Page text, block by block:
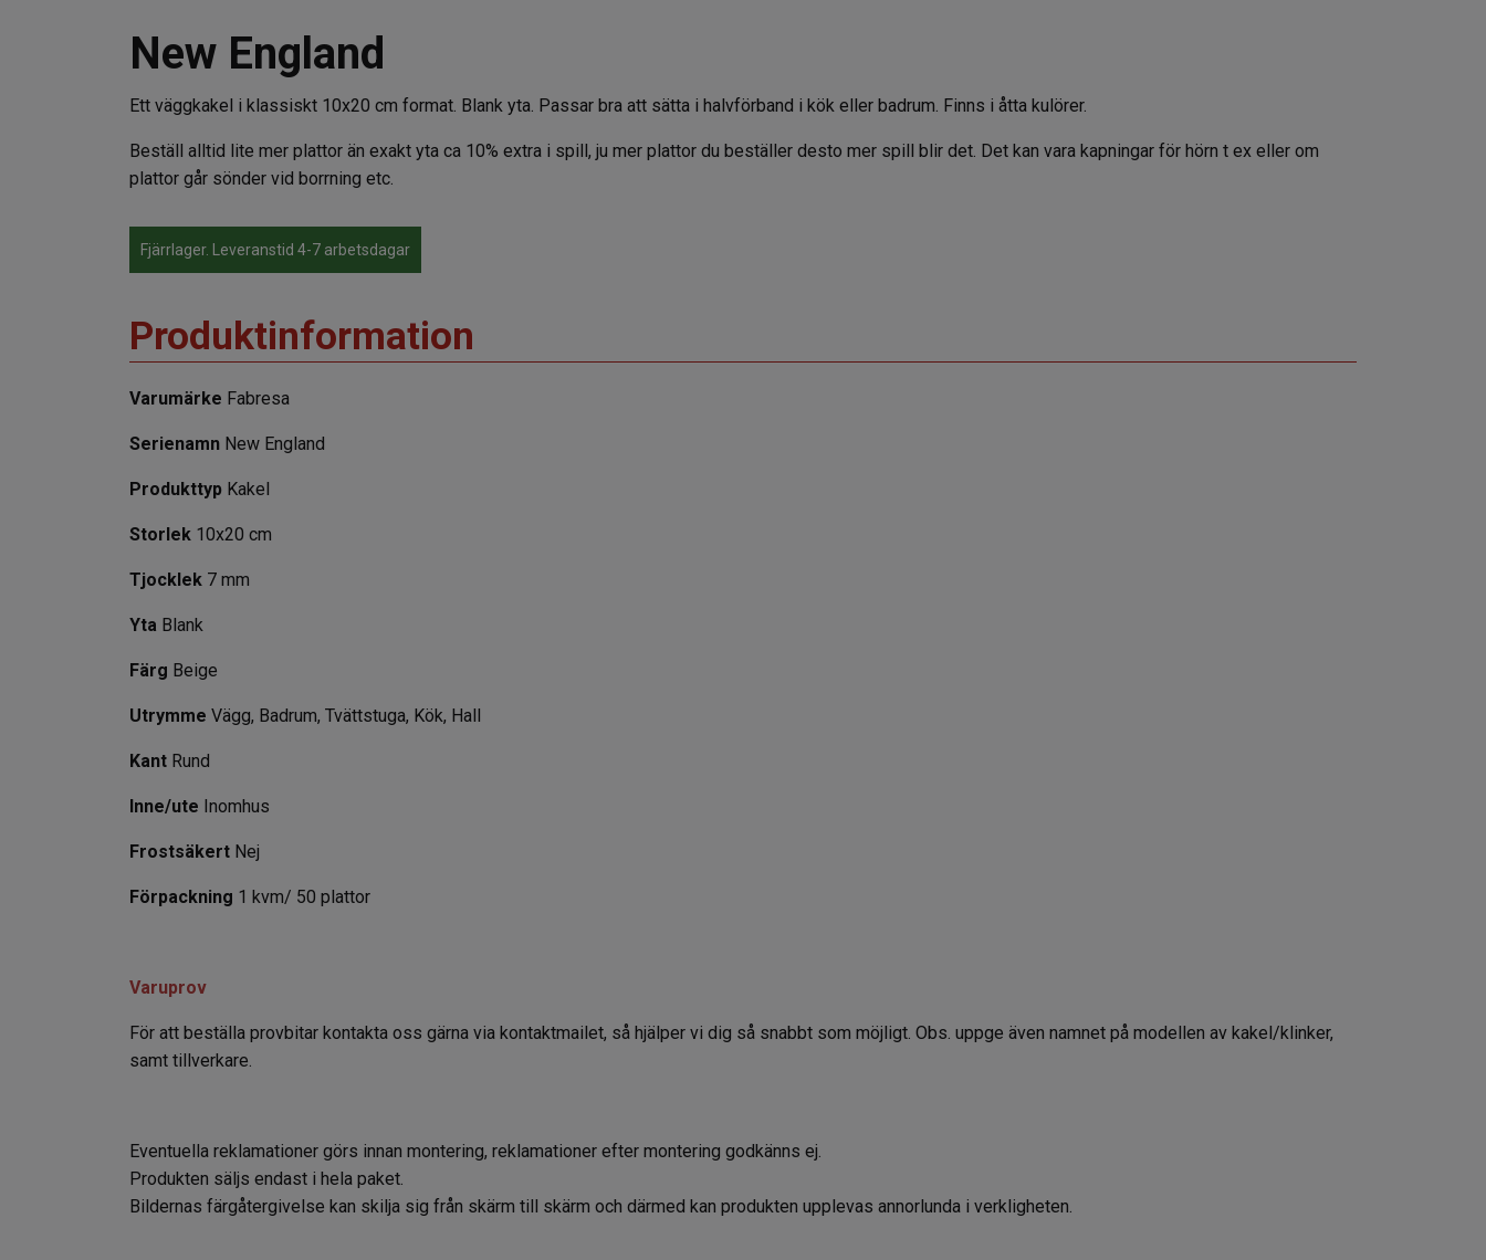
New England
Ett väggkakel i klassiskt 10x20 cm format. Blank yta. Passar bra att sätta i halvförband i kök eller badrum. Finns i åtta kulörer.
Beställ alltid lite mer plattor än exakt yta ca 10% extra i spill, ju mer plattor du beställer desto mer spill blir det. Det kan vara kapningar för hörn t ex eller om
plattor går sönder vid borrning etc.
Fjärrlager. Leveranstid 4-7 arbetsdagar
Produktinformation
Varumärke Fabresa
Serienamn New England
Produkttyp Kakel
Storlek 10x20 cm
Tjocklek 7 mm
Yta Blank
Färg Beige
Utrymme Vägg, Badrum, Tvättstuga, Kök, Hall
Kant Rund
Inne/ute Inomhus
Frostsäkert Nej
Förpackning 1 kvm/ 50 plattor
Varuprov
För att beställa provbitar kontakta oss gärna via kontaktmailet, så hjälper vi dig så snabbt som möjligt. Obs. uppge även namnet på modellen av kakel/klinker,
samt tillverkare.
Eventuella reklamationer görs innan montering, reklamationer efter montering godkänns ej.
Produkten säljs endast i hela paket.
Bildernas färgåtergivelse kan skilja sig från skärm till skärm och därmed kan produkten upplevas annorlunda i verkligheten.